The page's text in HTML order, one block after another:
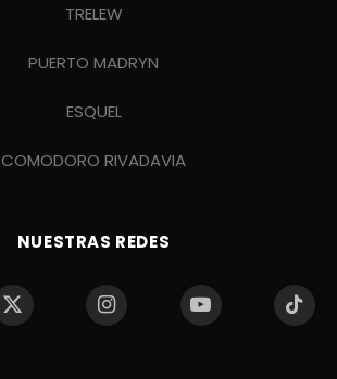
TRELEW
PUERTO MADRYN
ESQUEL
COMODORO RIVADAVIA
NUESTRAS REDES
X
Instagram YouTube